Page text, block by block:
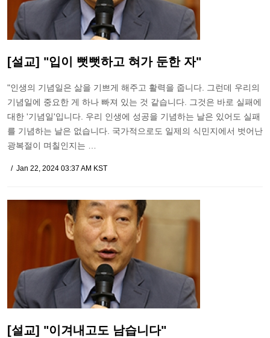
[설교] "입이 뻣뻣하고 혀가 둔한 자"
"인생의 기념일은 삶을 기쁘게 해주고 활력을 줍니다. 그런데 우리의
기념일에 중요한 게 하나 빠져 있는 것 같습니다. 그것은 바로 실패에
대한 '기념일'입니다. 우리 인생에 성공을 기념하는 날은 있어도 실패
를 기념하는 날은 없습니다. 국가적으로도 일제의 식민지에서 벗어난
광복절이 며칠인지는 …
Jan 22, 2024 03:37 AM KST
[설교] "이겨내고도 남습니다"